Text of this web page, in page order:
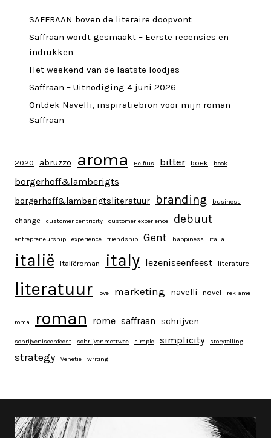
SAFFRAAN boven de literaire doopvont
Saffraan wordt gesmaakt – Eerste recensies en
indrukken
Het weekend van de laatste loodjes
Saffraan – Uitnodiging 4 juni 2026
Ontdek Navelli, inspiratiebron voor mijn roman
Saffraan
2020 abruzzo aroma Belfius bitter boek book
borgerhoff&lamberigts
borgerhoff&lamberigtsliteratuur branding business
change customer centricity customer experience debuut
entrepreneurship experience friendship Gent happiness italia
italië Italiëroman italy lezeniseenfeest literature
literatuur love marketing navelli novel reklame
roma roman rome saffraan schrijven
schrijveniseenfeest schrijvenmettwee simple simplicity storytelling
strategy Venetië writing